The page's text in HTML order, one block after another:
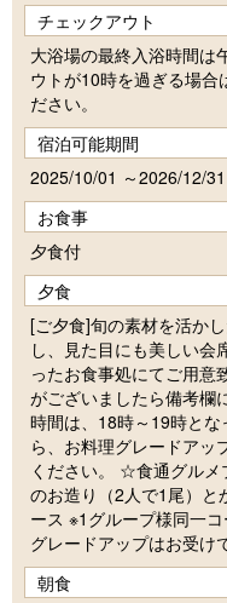
チェックアウト
大浴場の最終入浴時間は
ウトが10時を過ぎる場合
ださい。
宿泊可能期間
2025/10/01 ～2026/12/31
お食事
夕食付
夕食
[ご夕食]旬の素材を活か
し、見た目にも美しい会
ったお食事処にてご用意
がございましたら備考欄
時間は、18時～19時と
ら、お料理グレードアッ
ください。 ☆食通グル
のお造り（2人で1尾）と
ース ※1グループ様同一
グレードアップはお受け
朝食